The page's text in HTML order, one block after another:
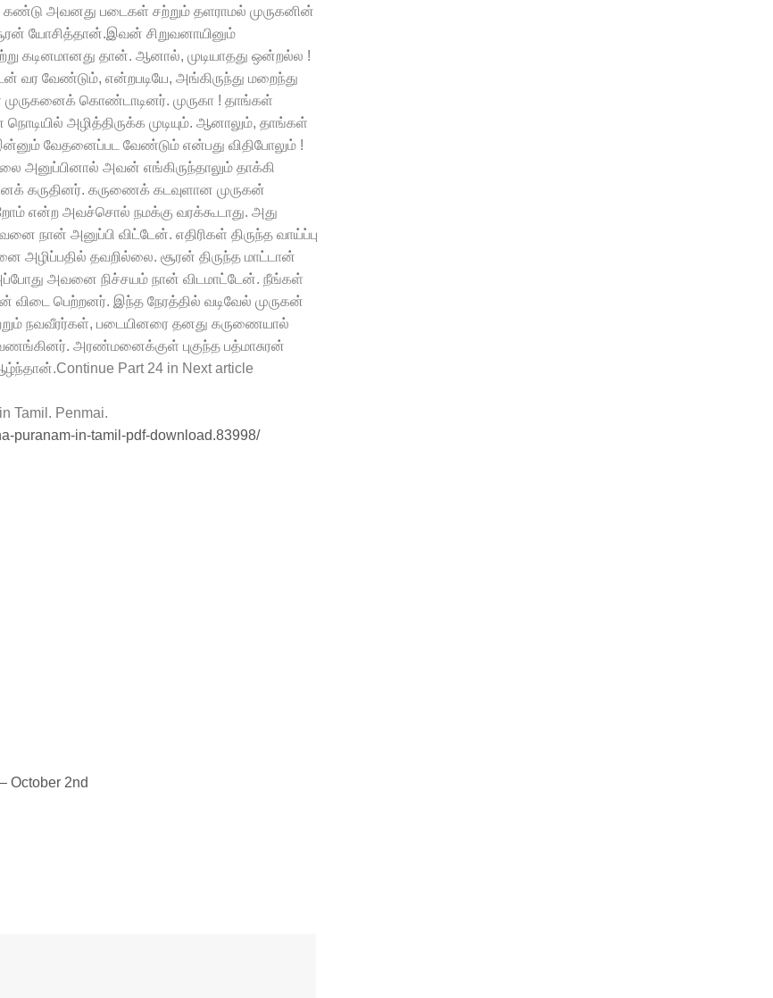
அவனது படைகள் சற்றும் தளராமல் முருகனின்
யோசித்தான்.இவன் சிறுவனாயினும்
தான். ஆனால், முடியாதது ஒன்றல்ல !
வர வேண்டும், என்றபடியே, அங்கிருந்து மறைந்து
கொண்டாடினர். முருகா ! தாங்கள்
அழித்திருக்க முடியும். ஆனாலும், தாங்கள்
வேதனைப்பட வேண்டும் என்பது விதிபோலும் !
அனுப்பினால் அவன் எங்கிருந்தாலும் தாக்கி
கருதினர். கருணைக் கடவுளான முருகன்
என்ற அவச்சொல் நமக்கு வரக்கூடாது. அது
அனுப்பி விட்டேன். எதிரிகள் திருந்த வாய்ப்பு
அழிப்பதில் தவறில்லை. சூரன் திருந்த மாட்டான்
அவனை நிச்சயம் நான் விடமாட்டேன். நீங்கள்
விடை பெற்றனர். இந்த நேரத்தில் வடிவேல் முருகன்
நவவீரர்கள், படையினரை தனது கருணையால்
அரண்மனைக்குள் புகுந்த பத்மாசுரன்
Part 24 in Next article
Tamil. Penmai.
puranam-in-tamil-pdf-download.83998/
October 2nd